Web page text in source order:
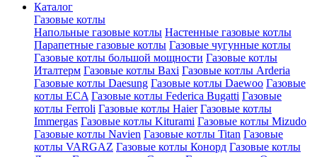
Каталог
Газовые котлы
Напольные газовые котлы Настенные газовые котлы
Парапетные газовые котлы Газовые чугунные котлы
Газовые котлы большой мощности Газовые котлы
Италтерм Газовые котлы Baxi Газовые котлы Arderia
Газовые котлы Daesung Газовые котлы Daewoo Газовые
котлы ECA Газовые котлы Federica Bugatti Газовые
котлы Ferroli Газовые котлы Haier Газовые котлы
Immergas Газовые котлы Kiturami Газовые котлы Mizudo
Газовые котлы Navien Газовые котлы Titan Газовые
котлы VARGAZ Газовые котлы Конорд Газовые котлы